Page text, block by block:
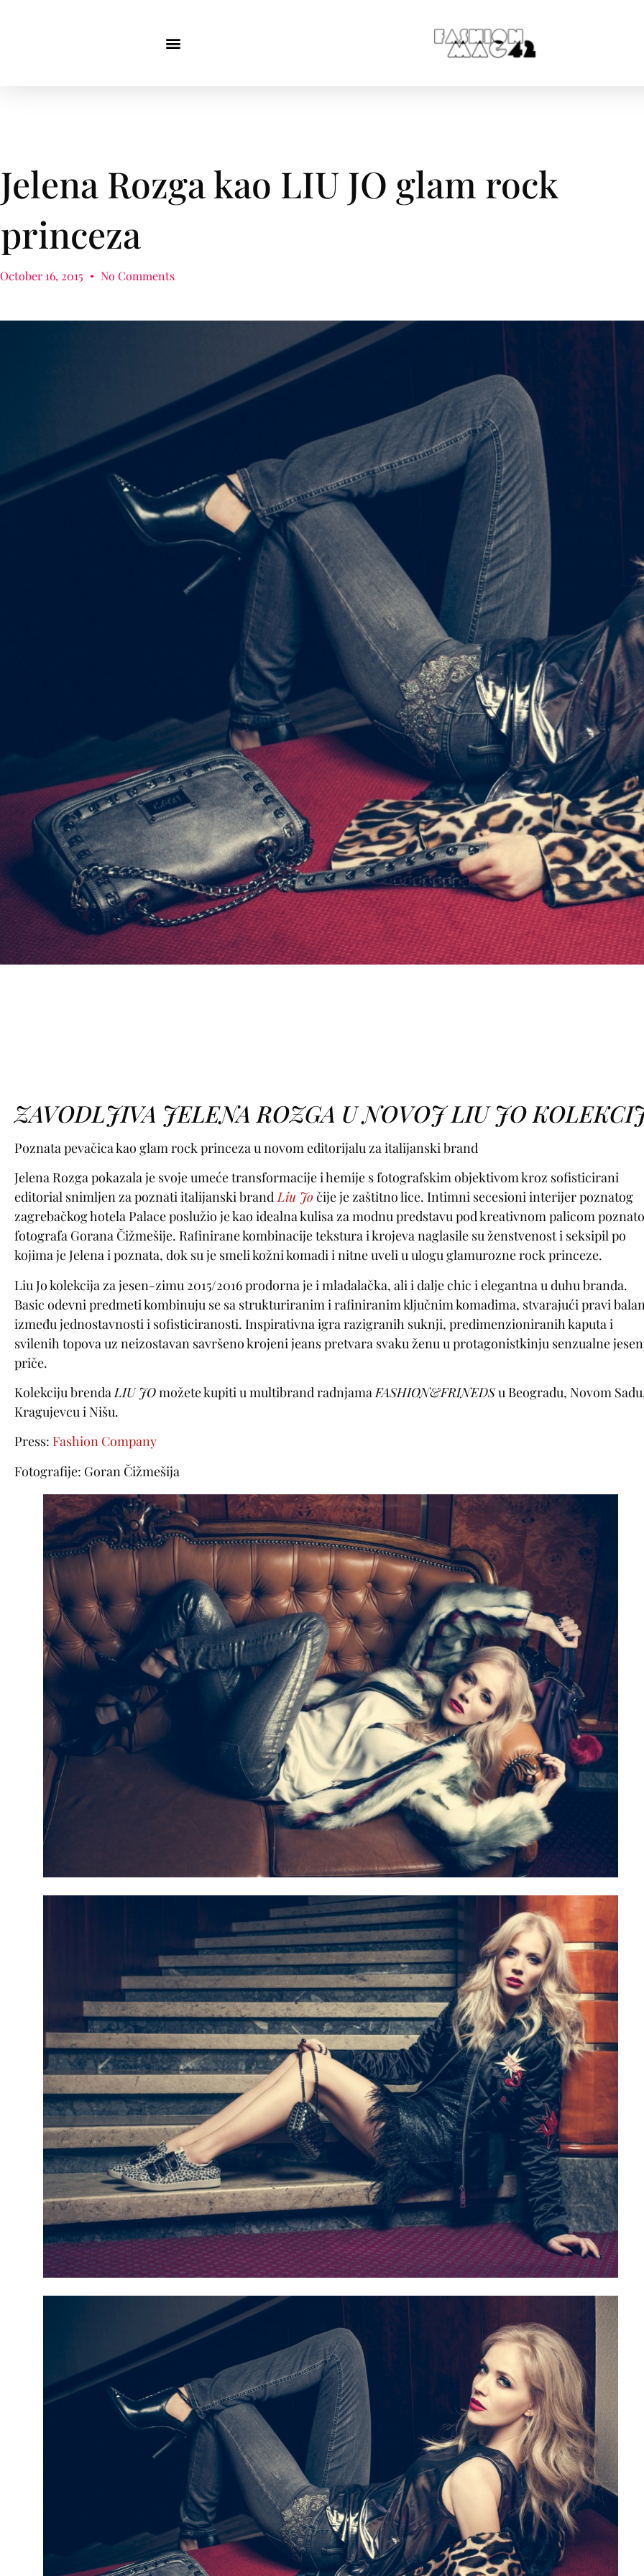
Jelena Rozga kao LIU JO glam rock
princeza
October 16, 2015 No Comments
ZAVODLJIVA JELENA ROZGA U NOVOJ LIU JO
Poznata pevačica kao glam rock princeza u novom editorijalu za italijanski brand
Jelena Rozga pokazala je svoje umeće transformacije i hemije s fotografskim objektivom kroz sofisticirani
editorial snimljen za poznati italijanski brandLiu Jo čije je zaštitno lice. Intimni secesioni interijer poznatog
zagrebačkog hotela Palace poslužio je kao idealna kulisa za modnu predstavu pod kreativnom palicom
fotografa Gorana Čižmešije. Rafinirane kombinacije tekstura i krojeva naglasile su ženstvenost i seksipil po
kojima je Jelena i poznata, dok su je smeli kožni komadi i nitne uveli u ulogu glamurozne rock princeze.
Liu Jo kolekcija za jesen-zimu 2015/2016 prodorna je i mladalačka, ali i dalje chic i elegantna u duhu branda.
Basic odevni predmeti kombinuju se sa strukturiranim i rafiniranim ključnim komadima, stvarajući pravi
između jednostavnosti i sofisticiranosti. Inspirativna igra razigranih suknji, predimenzioniranih kaputa i
svilenih topova uz neizostavan savršeno krojeni jeans pretvara svaku ženu u protagonistkinju senzualne
priče.
Kolekciju brendaLIU JOmožete kupiti u multibrand radnjamaFASHION&FRINEDSu Beogradu, Novom
Kragujevcu i Nišu.
Press: Fashion Company
Fotografije: Goran Čižmešija